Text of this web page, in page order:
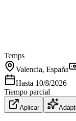
Temps
Valencia, España
Hasta 10/8/2026
Tiempo parcial
Aplicar